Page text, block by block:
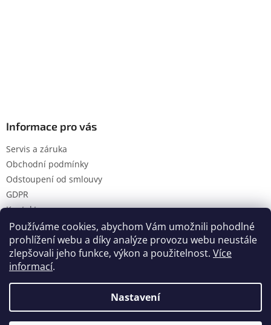
Používáme cookies, abychom Vám umožnili pohodlné
prohlížení webu a díky analýze provozu webu neustále
zlepšovali jeho funkce, výkon a použitelnost. Více
informací.
Nastavení
Informace pro vás
Servis a záruka
Obchodní podmínky
Odstoupení od smlouvy
GDPR
Kontakty
Vytvořil Shoptet
Hanol s.r.o.. Všechna práva vyhrazena.
Upravit nastavení cookies